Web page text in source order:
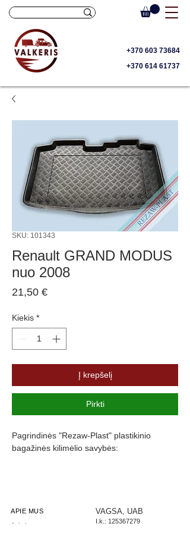
+370 603 73684
+370 614 61737
SKU: 101343
Renault GRAND MODUS
nuo 2008
21,50 €Price
Kiekis *
Į krepšelį
Pirkti
Pagrindinės "Rezaw-Plast" plastikinio
bagažinės kilimėlio savybės:
Pagamintas iš polietileno
Turi gofruotą paviršių
APIE MUS
Apie įmonę
VAGSA, UAB
Į.k.: 125367279